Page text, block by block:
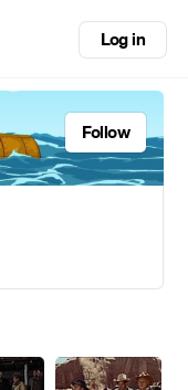
Log in
Follow